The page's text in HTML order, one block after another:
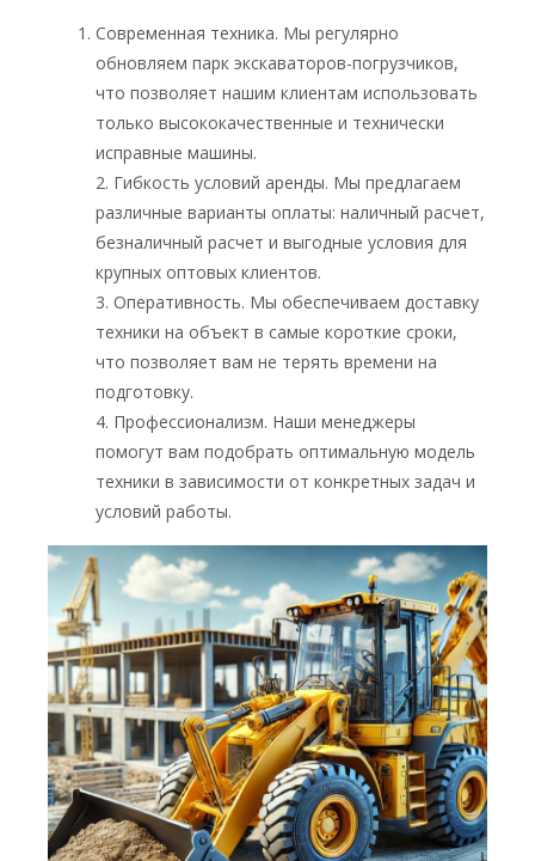
Современная техника. Мы регулярно
обновляем парк экскаваторов-погрузчиков,
что позволяет нашим клиентам использовать
только высококачественные и технически
исправные машины.
2. Гибкость условий аренды. Мы предлагаем
различные варианты оплаты: наличный расчет,
безналичный расчет и выгодные условия для
крупных оптовых клиентов.
3. Оперативность. Мы обеспечиваем доставку
техники на объект в самые короткие сроки,
что позволяет вам не терять времени на
подготовку.
4. Профессионализм. Наши менеджеры
помогут вам подобрать оптимальную модель
техники в зависимости от конкретных задач и
условий работы.